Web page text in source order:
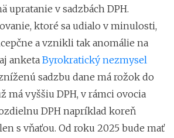
upratanie v sadzbách DPH.
ktoré sa udialo v minulosti,
a vznikli tak anomálie na
anketa Byrokratický nezmysel
sadzbu dane má rožok do
má vyššiu DPH, v rámci ovocia
DPH napríklad koreň
s vňaťou. Od roku 2025 bude mať